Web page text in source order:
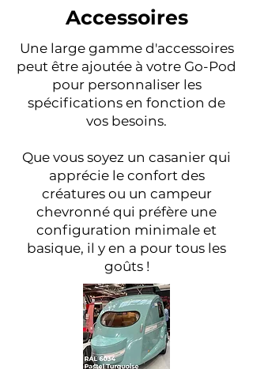
Accessoires
Une large gamme d'accessoires
peut être ajoutée à votre Go-Pod
pour personnaliser les
spécifications en fonction de
vos besoins.
Que vous soyez un casanier qui
apprécie le confort des
créatures ou un campeur
chevronné qui préfère une
configuration minimale et
basique, il y en a pour tous les
goûts !